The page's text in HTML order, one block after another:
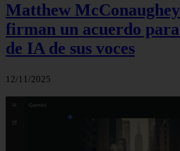
Matthew
firman un acuerdo
de IA de sus voces
12/11/2025